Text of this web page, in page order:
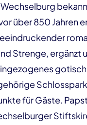
über 850 Jahren
Strenge, ergänzt
für Gäste.